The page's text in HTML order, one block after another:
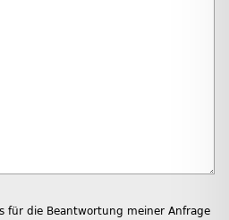
für die Beantwortung meiner Anfrage